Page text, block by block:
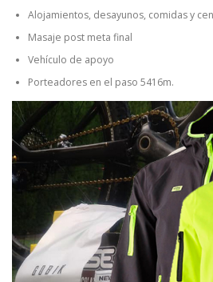
Alojamientos, desayunos, comidas y
Masaje post meta final
Vehículo de apoyo
Porteadores en el paso 5416m.